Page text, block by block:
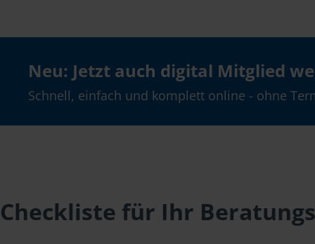
Neu: Jetzt auch digital Mitglied
Schnell, einfach und komplett online - ohne
Checkliste für Ihr